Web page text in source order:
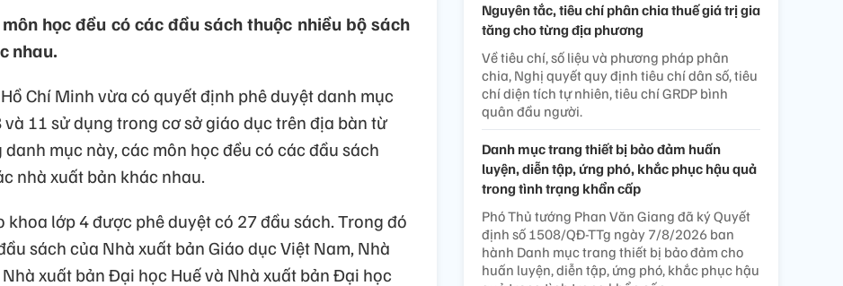
học đều có các đầu sách thuộc nhiều bộ sách
nhau.
Chí Minh vừa có quyết định phê duyệt danh mục
11 sử dụng trong cơ sở giáo dục trên địa bàn từ
mục này, các môn học đều có các đầu sách
nhà xuất bản khác nhau.
khoa lớp 4 được phê duyệt có 27 đầu sách. Trong đó
sách của Nhà xuất bản Giáo dục Việt Nam, Nhà
xuất bản Đại học Huế và Nhà xuất bản Đại học
Nguyên tắc, tiêu chí phân chia thuế giá trị gia
tăng cho từng địa phương
Về tiêu chí, số liệu và phương pháp phân
chia, Nghị quyết quy định tiêu chí dân số, tiêu
chí diện tích tự nhiên, tiêu chí GRDP bình
quân đầu người.
Danh mục trang thiết bị bảo đảm huấn
luyện, diễn tập, ứng phó, khắc phục hậu quả
trong tình trạng khẩn cấp
Phó Thủ tướng Phan Văn Giang đã ký Quyết
định số 1508/QĐ-TTg ngày 7/8/2026 ban
hành Danh mục trang thiết bị bảo đảm cho
huấn luyện, diễn tập, ứng phó, khắc phục hậu